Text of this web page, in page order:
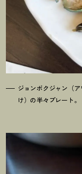
ジョンボクジャン（
け）の半々プレート。